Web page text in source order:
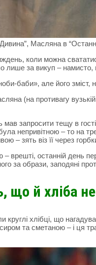
Масляна в
коли можна
за викуп – намисто,
баби», але його зміст,
(на противагу
запросити тещу в
непривітною – то на
– зять віз її через
– врешті, останній день
за образи, заподяні
що й хліба
хлібці, що
та сметаною – і ця